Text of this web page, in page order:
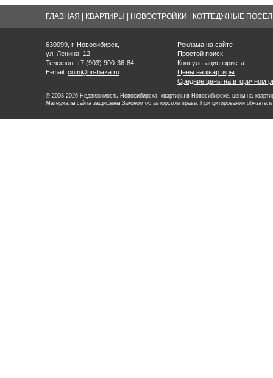
ГЛАВНАЯ КВАРТИРЫ НОВОСТРОЙКИ КОТТЕДЖНЫЕ
630099, г. Новосибирск,
ул. Ленина, 12
Телефон: +7 (903) 900-36-84
E-mail: com@nn-baza.ru
Реклама на сайте
Простой поиск
Консультация юриста
Цены на квартиры
Средние цены на вторичном
© 2008-2026 Недвижимость Новосибирска, квартиры в Новосибирске, цены на
Материалы сайта защищены Законом об авторском праве. При цитировании